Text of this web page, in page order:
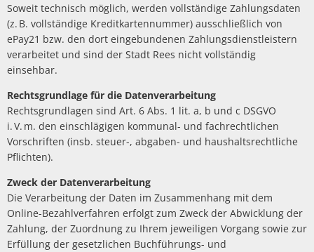
Soweit technisch möglich, werden vollständige Zahlungsdaten
(z. B. vollständige Kreditkartennummer) ausschließlich von
ePay21 bzw. den dort eingebundenen Zahlungsdienstleistern
verarbeitet und sind der Stadt Rees nicht vollständig
einsehbar.
Rechtsgrundlage für die Datenverarbeitung
Rechtsgrundlagen sind Art. 6 Abs. 1 lit. a, b und c DSGVO
i. V. m. den einschlägigen kommunal- und fachrechtlichen
Vorschriften (insb. steuer-, abgaben- und haushaltsrechtliche
Pflichten).
Zweck der Datenverarbeitung
Die Verarbeitung der Daten im Zusammenhang mit dem
Online-Bezahlverfahren erfolgt zum Zweck der Abwicklung der
Zahlung, der Zuordnung zu Ihrem jeweiligen Vorgang sowie zur
Erfüllung der gesetzlichen Buchführungs- und